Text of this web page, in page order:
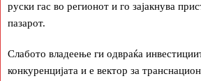
руски гас во регионот и го зајакнува
пазарот.
Слабото владеење ги одвраќа
конкуренцијата и е вектор за